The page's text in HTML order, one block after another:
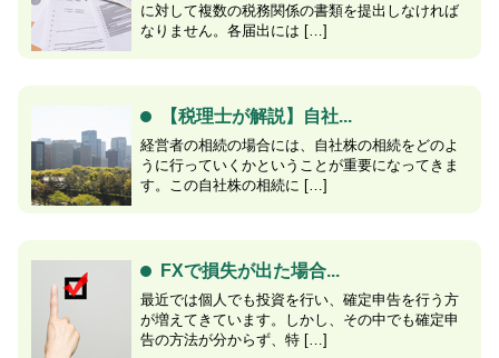
に対して複数の税務関係の書類を提出しなければ
なりません。各届出には […]
【税理士が解説】自社...
経営者の相続の場合には、自社株の相続をどのよ
うに行っていくかということが重要になってきま
す。この自社株の相続に […]
FXで損失が出た場合...
最近では個人でも投資を行い、確定申告を行う方
が増えてきています。しかし、その中でも確定申
告の方法が分からず、特 […]